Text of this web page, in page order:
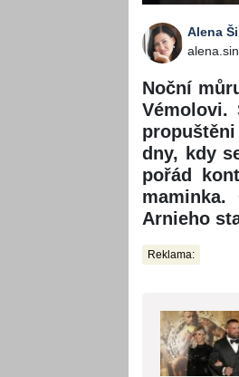
Alena
Noční
Vémolovi.
dny, kdy
pořád
Arnieho
Reklama: